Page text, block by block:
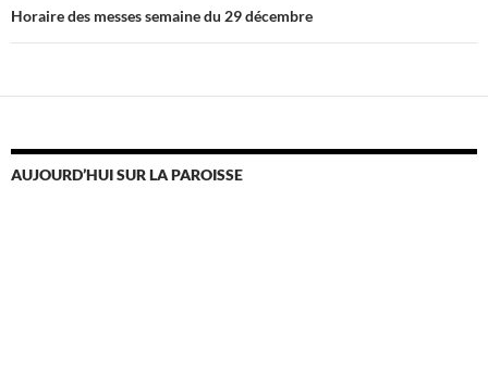
Horaire des messes semaine du 29 décembre
AUJOURD’HUI SUR LA PAROISSE